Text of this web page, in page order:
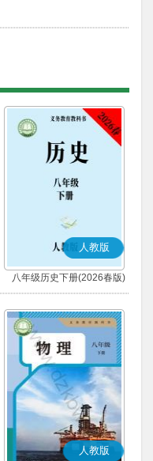
人教版
八年级历史下册(2026春版)
(部编版)
人教版